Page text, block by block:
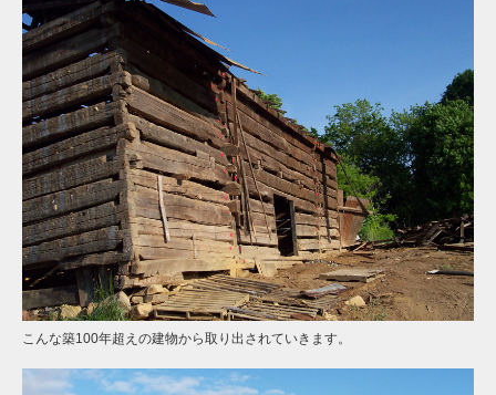
こんな築100年超えの建物から取り出されていきます。